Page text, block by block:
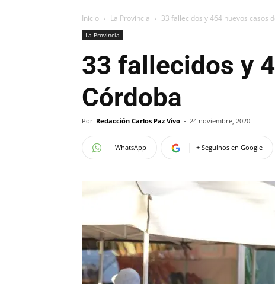
Inicio La Provincia 33 fallecidos y 464 nuevos casos
La Provincia
33 fallecidos y
Córdoba
Por Redacción Carlos Paz Vivo - 24 noviembre, 2020
WhatsApp + Seguinos en Google